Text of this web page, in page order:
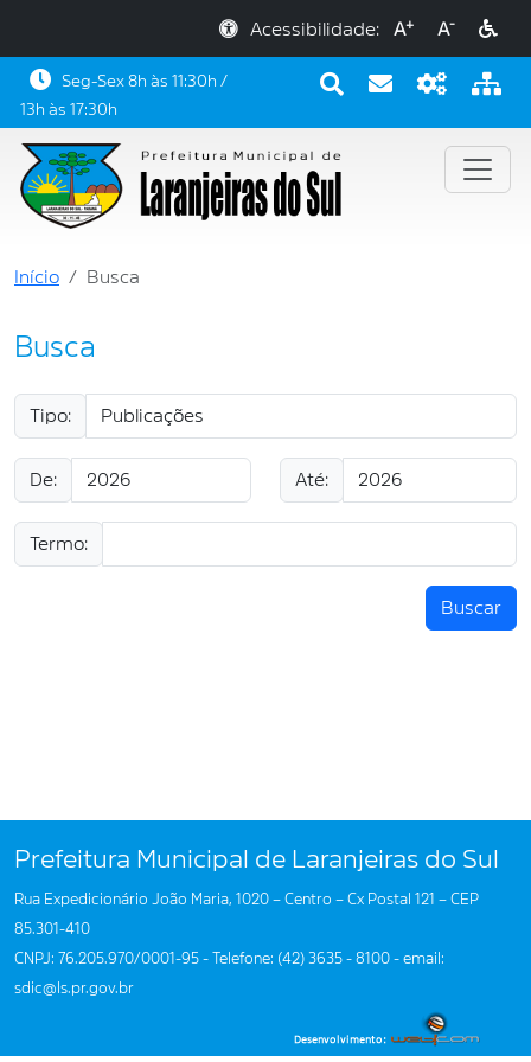
Acessibilidade: A+ A-
Seg-Sex 8h às 11:30h /
13h às 17:30h
Início Busca
Busca
Tipo:
De: Até:
Termo:
Buscar
Prefeitura Municipal de Laranjeiras do Sul
Rua Expedicionário João Maria, 1020 – Centro – Cx Postal 121 – CEP
85.301-410
CNPJ: 76.205.970/0001-95 - Telefone: (42) 3635 - 8100 - email:
sdic@ls.pr.gov.br